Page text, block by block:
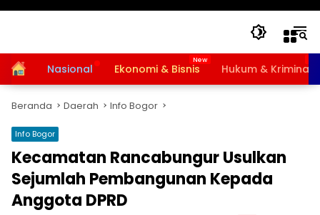
HomeNasional Ekonomi & Bisnis Hukum & Kriminal
Beranda Daerah Info Bogor
Info Bogor
Kecamatan Rancabungur Usulkan
Sejumlah Pembangunan Kepada
Anggota DPRD